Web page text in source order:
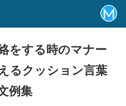
をする時のマナー
るクッション言葉
例集